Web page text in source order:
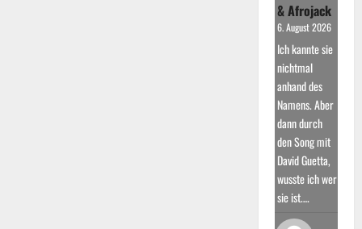
& Afrojack
6. August 2026
Ich kannte sie
nichtmal
anhand des
Namens. Aber
dann durch
den Song mit
David Guetta,
wusste ich wer
sie ist.…